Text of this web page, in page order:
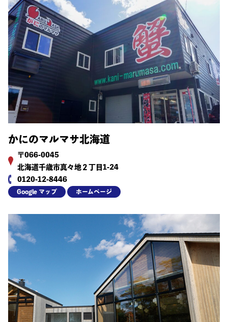
かにのマルマサ北海道
〒066-0045
北海道千歳市真々地２丁目1-24
0120-12-8446
Google マップ ホームページ